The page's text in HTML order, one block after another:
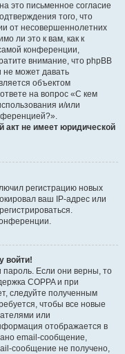
это письменное согласие
того, что
от несовершеннолетних
ли это к вам, как к
конференции,
внимание, что phpBB
может давать
объектом
на вопрос «С кем
и/или
акт не имеет юридической
регистрацию новых
ваш IP-адрес или
войти!
пароль. Если они верны, то
COPPA и при
следуйте полученным
чтобы все новые
или
отображается в
email-сообщение,
сообщение не получено,